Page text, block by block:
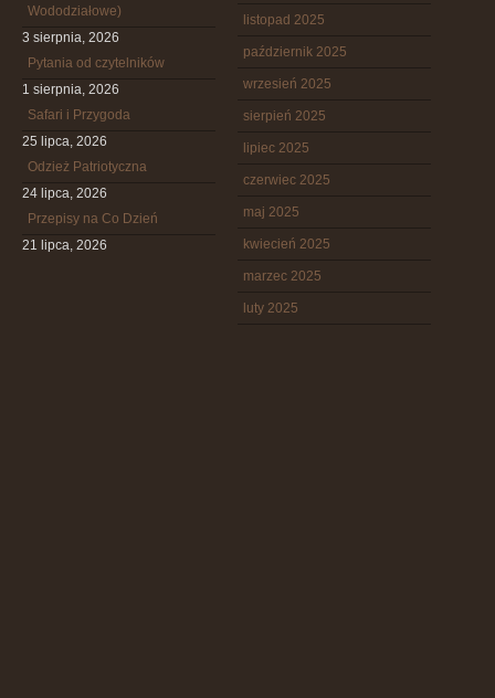
Wododziałowe)
3 sierpnia, 2026
Pytania od czytelników
1 sierpnia, 2026
Safari i Przygoda
25 lipca, 2026
Odzież Patriotyczna
24 lipca, 2026
Przepisy na Co Dzień
21 lipca, 2026
listopad 2025
październik 2025
wrzesień 2025
sierpień 2025
lipiec 2025
czerwiec 2025
maj 2025
kwiecień 2025
marzec 2025
luty 2025